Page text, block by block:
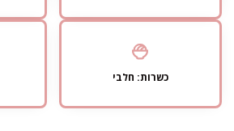
כשרות: חלבי